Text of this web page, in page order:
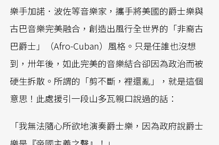
樂手加諾．波佐等音樂家，攜手將美國的爵士樂與
古巴音樂完美融合，創造出風行全世界的「非裔古
巴爵士」（Afro-Cuban）風格。只是任誰也沒想
到，卅年後，如此完美的音樂結合卻因為政治而被
硬生拆散。所謂的「剪不斷，裡還亂」，就是這個
意思！此處援引一段山多瓦親口說過的話：
「我無法隨心所欲地演奏爵士樂，因為政府說爵士